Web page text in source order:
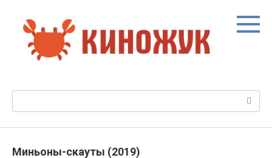
контенту
Миньоны-скауты (2019)